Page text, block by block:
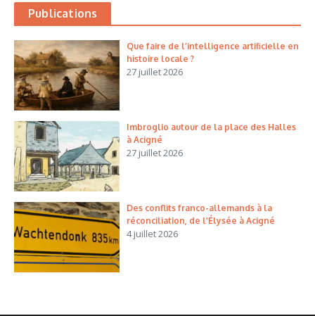
Publications
Que faire de l’intelligence artificielle en
histoire locale ?
27 juillet 2026
Imbroglio autour de la place des Halles
à Acigné
27 juillet 2026
Des conflits franco-allemands à la
réconciliation, de l’Élysée à Acigné
4 juillet 2026